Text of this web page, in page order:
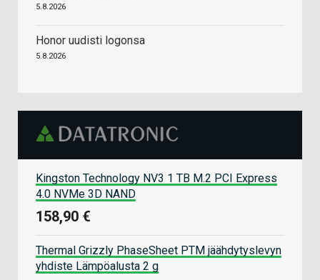
5.8.2026
Honor uudisti logonsa
5.8.2026
Kingston Technology NV3 1 TB M.2 PCI Express
4.0 NVMe 3D NAND
158,90 €
Thermal Grizzly PhaseSheet PTM jäähdytyslevyn
yhdiste Lämpöalusta 2 g